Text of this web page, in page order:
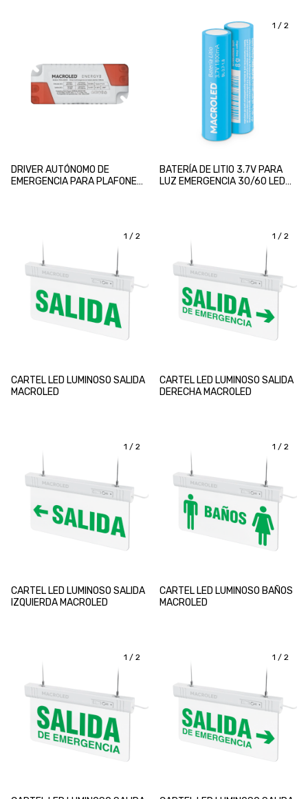
DRIVER AUTÓNOMO DE
EMERGENCIA PARA PLAFONES
1 / 2
BATERÍA DE LITIO 3.7V PARA
LUZ EMERGENCIA 30/60 LEDS
1 / 2
CARTEL LED LUMINOSO SALIDA
MACROLED
1 / 2
CARTEL LED LUMINOSO SALIDA
DERECHA MACROLED
1 / 2
CARTEL LED LUMINOSO SALIDA
IZQUIERDA MACROLED
1 / 2
CARTEL LED LUMINOSO BAÑOS
MACROLED
1 / 2 1 / 2